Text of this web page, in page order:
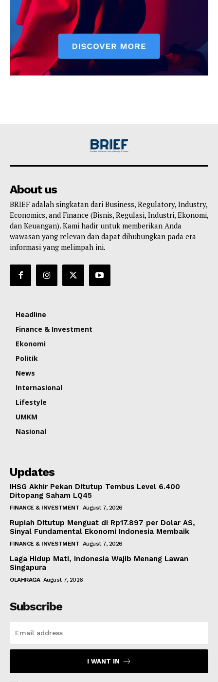
About us
BRIEF adalah singkatan dari Business, Regulatory, Industry,
Economics, and Finance (Bisnis, Regulasi, Industri, Ekonomi,
dan Keuangan). Kami hadir untuk memberikan Anda
wawasan yang relevan dan dapat dihubungkan pada era
informasi yang melimpah ini.
Headline
Finance & Investment
Ekonomi
Politik
News
Internasional
Lifestyle
UMKM
Nasional
Updates
IHSG Akhir Pekan Ditutup Tembus Level 6.400
Ditopang Saham LQ45
FINANCE & INVESTMENT August 7, 2026
Rupiah Ditutup Menguat di Rp17.897 per Dolar AS,
Sinyal Fundamental Ekonomi Indonesia Membaik
FINANCE & INVESTMENT August 7, 2026
Laga Hidup Mati, Indonesia Wajib Menang Lawan
Singapura
OLAHRAGA August 7, 2026
Subscribe
I WANT IN